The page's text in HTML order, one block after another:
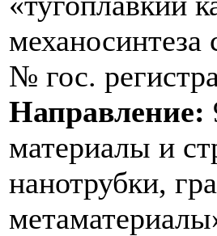
механосинтеза
№ гос.
Направление:
материалы и
нанотрубки,